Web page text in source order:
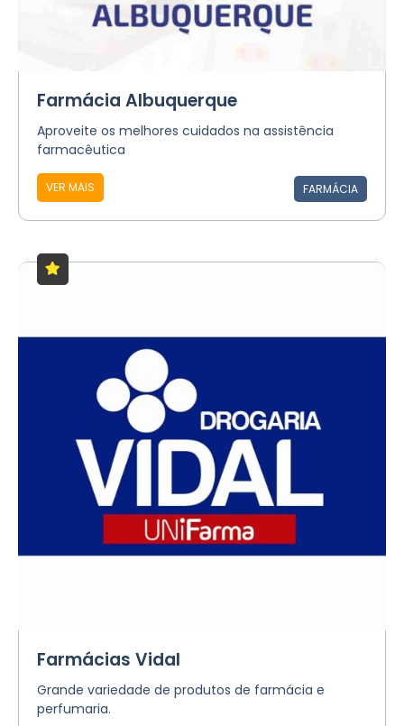
Farmácia Albuquerque
Aproveite os melhores cuidados na assistência
farmacêutica
VER MAIS FARMÁCIA
Farmácias Vidal
Grande variedade de produtos de farmácia e
perfumaria.